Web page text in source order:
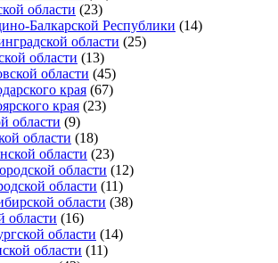
области (23)
Балкарской Республики (14)
области (25)
области (13)
области (45)
края (67)
края (23)
области (9)
области (18)
области (23)
области (12)
области (11)
области (38)
области (16)
области (14)
области (11)